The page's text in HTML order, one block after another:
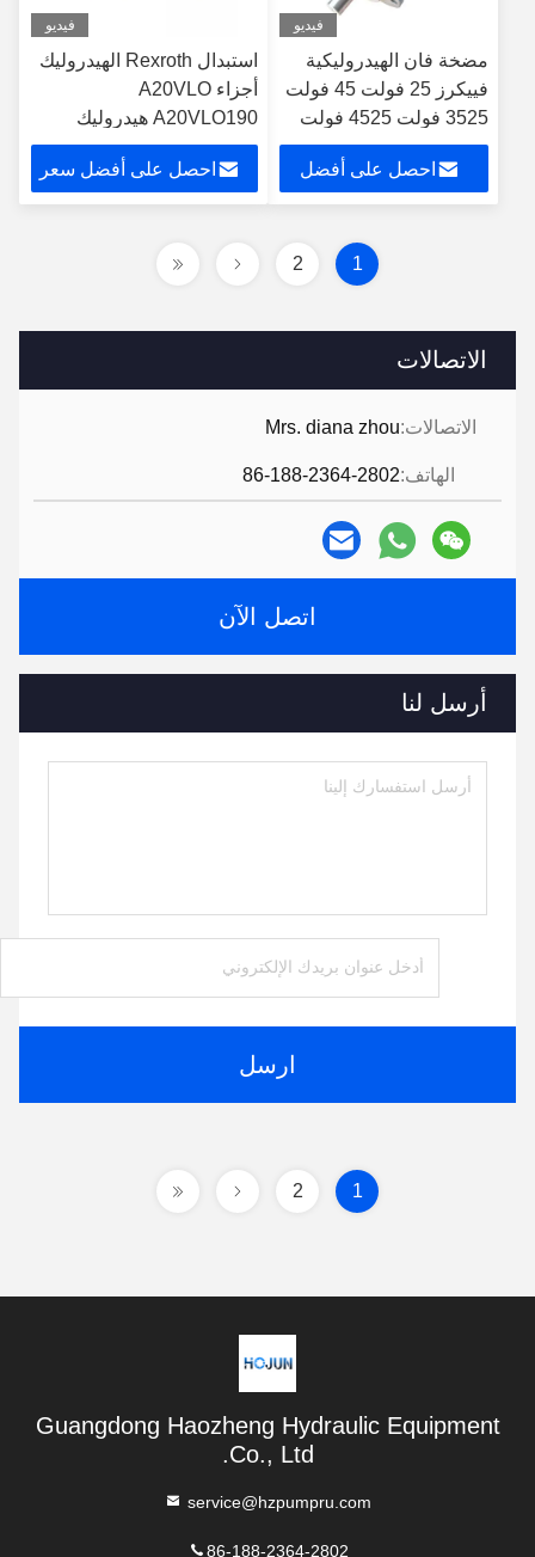
الاتصالات
الاتصالات:Mrs. diana zhou
الهاتف:86-188-2364-2802
اتصل الآن
أرسل لنا
ارسل
فيديو
مضخة فان الهيدروليكية
فييكرز 25 فولت 45 فولت
3525 فولت 4525 فولت
مضخة فان باركر
احصل على أفضل
فيديو
استبدال Rexroth الهيدروليك
أجزاء A20VLO
A20VLO190 هيدروليك
محوري مضخة البستن
A20VLO260
احصل على أفضل سعر
1
2
1
2
Guangdong Haozheng Hydraulic Equipment
Co., Ltd.
service@hzpumpru.com
86-188-2364-2802